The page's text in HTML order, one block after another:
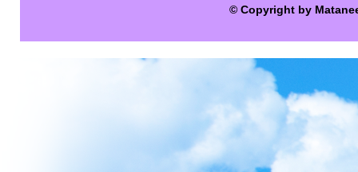
© Copyright by